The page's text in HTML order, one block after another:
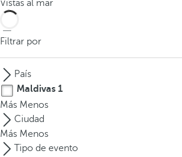
o
u
i
r
t
r
e
s
o
Vistas al mar
Filtrar por
País
Maldivas 1
Más Menos
Ciudad
Más Menos
Tipo de evento